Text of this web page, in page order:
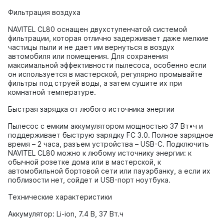
Фильтрация воздуха
NAVITEL CL80 оснащен двухступенчатой системой
фильтрации, которая отлично задерживает даже мелкие
частицы пыли и не дает им вернуться в воздух
автомобиля или помещения. Для сохранения
максимальной эффективности пылесоса, особенно если
он используется в мастерской, регулярно промывайте
фильтры под струей воды, а затем сушите их при
комнатной температуре.
Быстрая зарядка от любого источника энергии
Пылесос с емким аккумулятором мощностью 37 Вт•ч и
поддерживает быструю зарядку FC 3.0. Полное зарядное
время – 2 часа, разъем устройства – USB-C. Подключить
NAVITEL CL80 можно к любому источнику энергии: к
обычной розетке дома или в мастерской, к
автомобильной бортовой сети или пауэрбанку, а если их
поблизости нет, сойдет и USB-порт ноутбука.
Технические характеристики
Аккумулятор: Li-ion, 7.4 В, 37 Вт.ч